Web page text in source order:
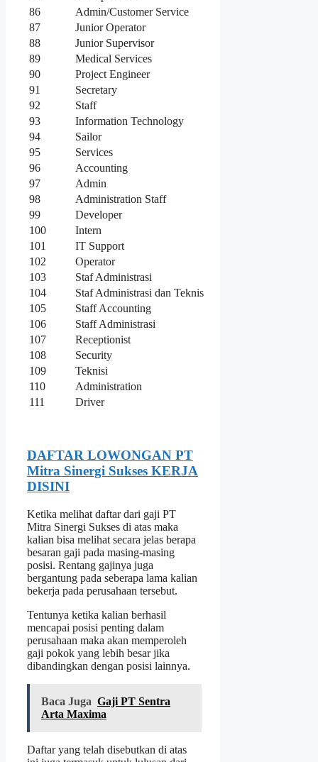
86
Admin/Customer Service
87
Junior Operator
88
Junior Supervisor
89
Medical Services
90
Project Engineer
91
Secretary
92
Staff
93
Information Technology
94
Sailor
95
Services
96
Accounting
97
Admin
98
Administration Staff
99
Developer
100
Intern
101
IT Support
102
Operator
103
Staf Administrasi
104
Staf Administrasi dan Teknis
105
Staff Accounting
106
Staff Administrasi
107
Receptionist
108
Security
109
Teknisi
110
Administration
111
Driver
DAFTAR LOWONGAN PT
Mitra Sinergi Sukses KERJA
DISINI
Ketika melihat daftar dari gaji PT
Mitra Sinergi Sukses di atas maka
kalian bisa melihat secara jelas berapa
besaran gaji pada masing-masing
posisi. Rentang gajinya juga
bergantung pada seberapa lama kalian
bekerja pada perusahaan tersebut.
Tentunya ketika kalian berhasil
mencapai posisi penting dalam
perusahaan maka akan memperoleh
gaji pokok yang lebih besar jika
dibandingkan dengan posisi lainnya.
Baca Juga Gaji PT Sentra
Arta Maxima
Daftar yang telah disebutkan di atas